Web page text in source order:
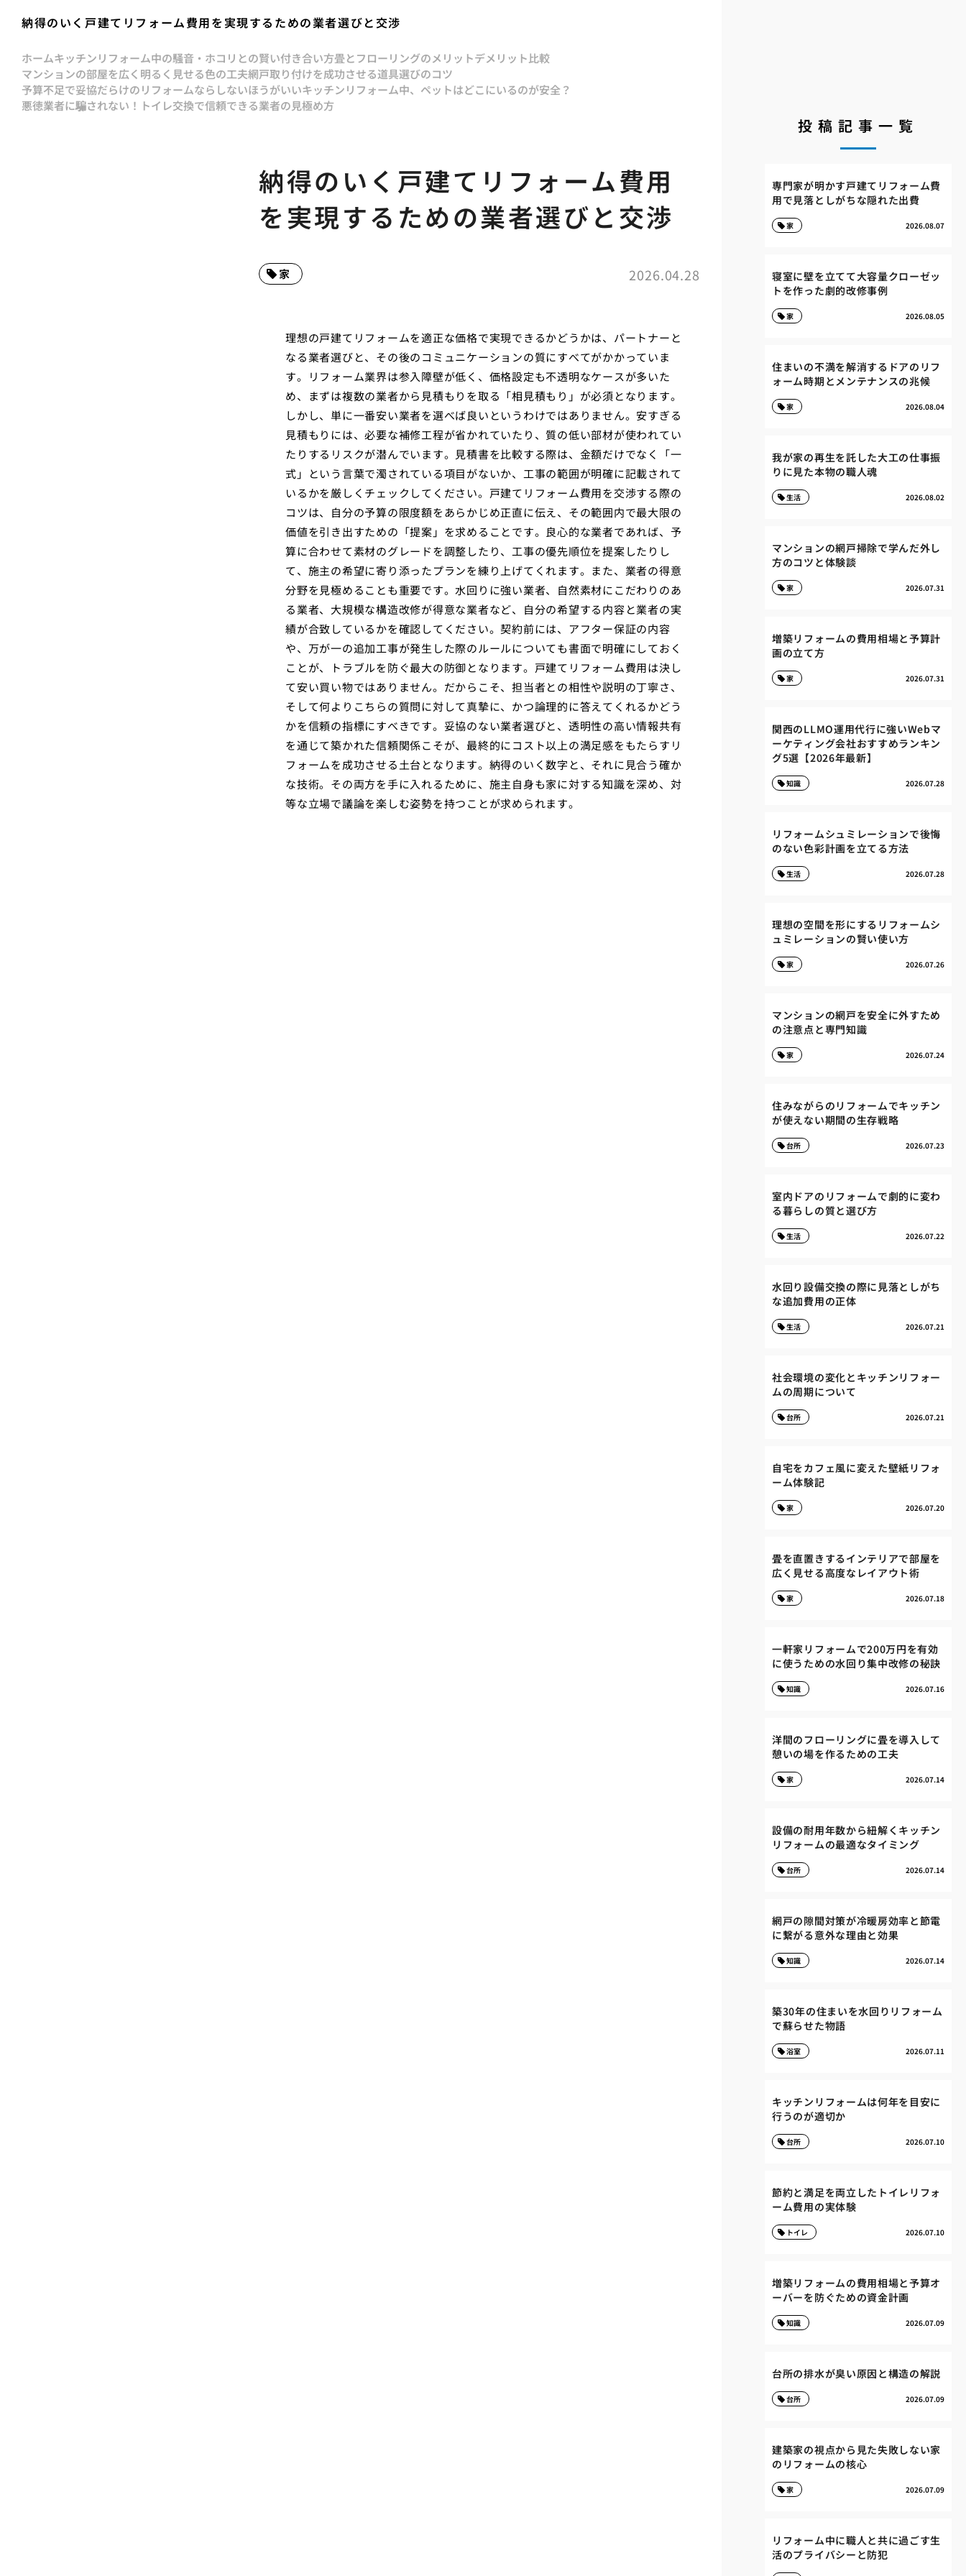
納得のいく戸建てリフォーム費用を実現するための業者選びと交渉
ホームキッチンリフォーム中の騒音・ホコリとの賢い付き合い方畳とフローリングのメリットデメリット比較
マンションの部屋を広く明るく見せる色の工夫網戸取り付けを成功させる道具選びのコツ
予算不足で妥協だらけのリフォームならしないほうがいいキッチンリフォーム中、ペットはどこにいるのが安全？
悪徳業者に騙されない！トイレ交換で信頼できる業者の見極め方
納得のいく戸建てリフォーム費用
を実現するための業者選びと交渉
2026.04.28
家
理想の戸建てリフォームを適正な価格で実現できるかどうかは、パートナーと
なる業者選びと、その後のコミュニケーションの質にすべてがかかっていま
す。リフォーム業界は参入障壁が低く、価格設定も不透明なケースが多いた
め、まずは複数の業者から見積もりを取る「相見積もり」が必須となります。
しかし、単に一番安い業者を選べば良いというわけではありません。安すぎる
見積もりには、必要な補修工程が省かれていたり、質の低い部材が使われてい
たりするリスクが潜んでいます。見積書を比較する際は、金額だけでなく「一
式」という言葉で濁されている項目がないか、工事の範囲が明確に記載されて
いるかを厳しくチェックしてください。戸建てリフォーム費用を交渉する際の
コツは、自分の予算の限度額をあらかじめ正直に伝え、その範囲内で最大限の
価値を引き出すための「提案」を求めることです。良心的な業者であれば、予
算に合わせて素材のグレードを調整したり、工事の優先順位を提案したりし
て、施主の希望に寄り添ったプランを練り上げてくれます。また、業者の得意
分野を見極めることも重要です。水回りに強い業者、自然素材にこだわりのあ
る業者、大規模な構造改修が得意な業者など、自分の希望する内容と業者の実
績が合致しているかを確認してください。契約前には、アフター保証の内容
や、万が一の追加工事が発生した際のルールについても書面で明確にしておく
ことが、トラブルを防ぐ最大の防御となります。戸建てリフォーム費用は決し
て安い買い物ではありません。だからこそ、担当者との相性や説明の丁寧さ、
そして何よりこちらの質問に対して真摯に、かつ論理的に答えてくれるかどう
かを信頼の指標にすべきです。妥協のない業者選びと、透明性の高い情報共有
を通じて築かれた信頼関係こそが、最終的にコスト以上の満足感をもたらすリ
フォームを成功させる土台となります。納得のいく数字と、それに見合う確か
な技術。その両方を手に入れるために、施主自身も家に対する知識を深め、対
等な立場で議論を楽しむ姿勢を持つことが求められます。
投稿記事一覧
専門家が明かす戸建てリフォーム費
用で見落としがちな隠れた出費
2026.08.07
家
寝室に壁を立てて大容量クローゼッ
トを作った劇的改修事例
2026.08.05
家
住まいの不満を解消するドアのリフ
ォーム時期とメンテナンスの兆候
2026.08.04
家
我が家の再生を託した大工の仕事振
りに見た本物の職人魂
2026.08.02
生活
マンションの網戸掃除で学んだ外し
方のコツと体験談
2026.07.31
家
増築リフォームの費用相場と予算計
画の立て方
2026.07.31
家
関西のLLMO運用代行に強いWebマ
ーケティング会社おすすめランキン
グ5選【2026年最新】
2026.07.28
知識
リフォームシュミレーションで後悔
のない色彩計画を立てる方法
2026.07.28
生活
理想の空間を形にするリフォームシ
ュミレーションの賢い使い方
2026.07.26
家
マンションの網戸を安全に外すため
の注意点と専門知識
2026.07.24
家
住みながらのリフォームでキッチン
が使えない期間の生存戦略
2026.07.23
台所
室内ドアのリフォームで劇的に変わ
る暮らしの質と選び方
2026.07.22
生活
水回り設備交換の際に見落としがち
な追加費用の正体
2026.07.21
生活
社会環境の変化とキッチンリフォー
ムの周期について
2026.07.21
台所
自宅をカフェ風に変えた壁紙リフォ
ーム体験記
2026.07.20
家
畳を直置きするインテリアで部屋を
広く見せる高度なレイアウト術
2026.07.18
家
一軒家リフォームで200万円を有効
に使うための水回り集中改修の秘訣
2026.07.16
知識
洋間のフローリングに畳を導入して
憩いの場を作るための工夫
2026.07.14
家
設備の耐用年数から紐解くキッチン
リフォームの最適なタイミング
2026.07.14
台所
網戸の隙間対策が冷暖房効率と節電
に繋がる意外な理由と効果
2026.07.14
知識
築30年の住まいを水回りリフォーム
で蘇らせた物語
2026.07.11
浴室
キッチンリフォームは何年を目安に
行うのが適切か
2026.07.10
台所
節約と満足を両立したトイレリフォ
ーム費用の実体験
2026.07.10
トイレ
増築リフォームの費用相場と予算オ
ーバーを防ぐための資金計画
2026.07.09
知識
台所の排水が臭い原因と構造の解説
2026.07.09
台所
建築家の視点から見た失敗しない家
のリフォームの核心
2026.07.09
家
リフォーム中に職人と共に過ごす生
活のプライバシーと防犯